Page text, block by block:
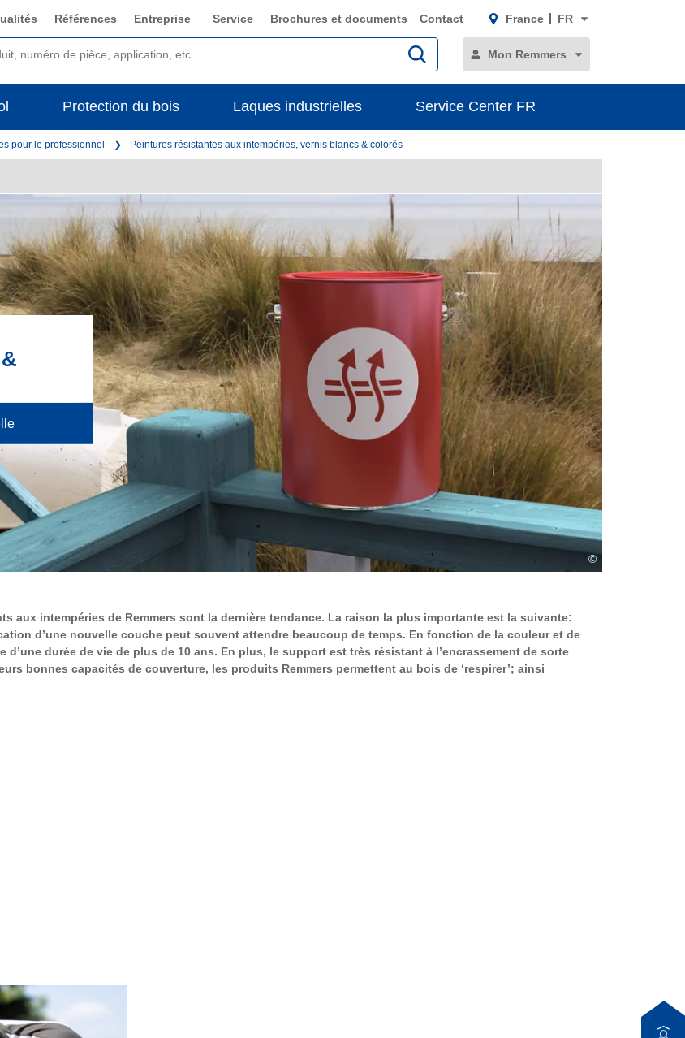
Références Entreprise Service Brochures et documents Contact France FR
Mon Remmers
Protection du bois Laques industrielles Service Center FR
pour le professionnel Peintures résistantes aux intempéries, vernis blancs & colorés
©
aux intempéries de Remmers sont la dernière tendance. La raison la plus importante est la suivante:
d’une nouvelle couche peut souvent attendre beaucoup de temps. En fonction de la couleur et de
durée de vie de plus de 10 ans. En plus, le support est très résistant à l’encrassement de sorte
bonnes capacités de couverture, les produits Remmers permettent au bois de ‘respirer’; ainsi